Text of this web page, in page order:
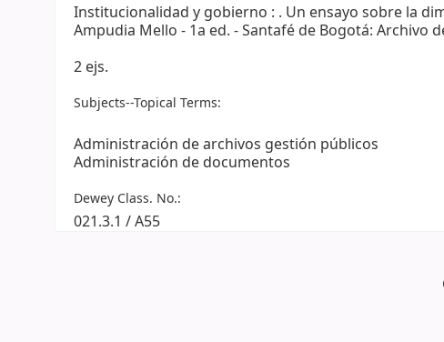
Institucionalidad y gobierno : . Un ensayo sobre la
Ampudia Mello - 1a ed. - Santafé de Bogotá: Archivo
2 ejs.
Subjects--Topical Terms:
Administración de archivos gestión públicos
Administración de documentos
Dewey Class. No.:
021.3.1 / A55